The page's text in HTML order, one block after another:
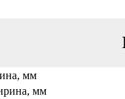
мм
мм